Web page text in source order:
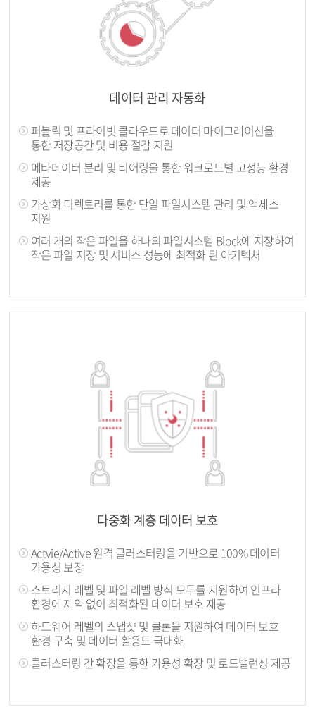
데이터 관리 자동화
퍼블릭 및 프라이빗 클라우드로 데이터 마이그레이션을
통한 저장공간 및 비용 절감 지원
메타데이터 분리 및 티어링을 통한 워크로드별 고성능 환경
제공
가상화 디렉토리를 통한 단일 파일시스템 관리 및 액세스
지원
여러 개의 작은 파일을 하나의 파일시스템 Block에 저장하여
작은 파일 저장 및 서비스 성능에 최적화 된 아키텍처
다중화 계층 데이터 보호
Actvie/Active 원격 클러스터링을 기반으로 100% 데이터
가용성 보장
스토리지 레벨 및 파일 레벨 방식 모두를 지원하여 인프라
환경에 제약 없이 최적화된 데이터 보호 제공
하드웨어 레벨의 스냅샷 및 클론을 지원하여 데이터 보호
환경 구축 및 데이터 활용도 극대화
클러스터링 간 확장을 통한 가용성 확장 및 로드밸런싱 제공